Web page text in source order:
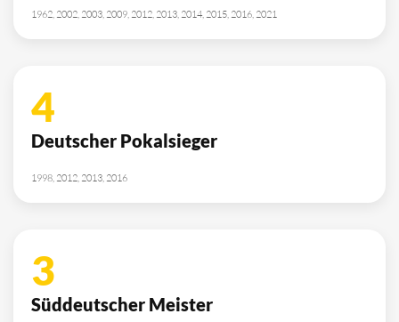
1962, 2002, 2003, 2009, 2012, 2013, 2014, 2015, 2016, 2021
4
Deutscher Pokalsieger
1998, 2012, 2013, 2016
3
Süddeutscher Meister